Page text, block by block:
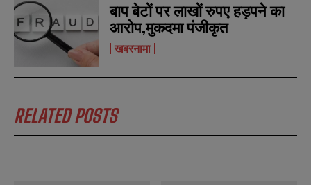
बाप बेटों पर लाखों रुपए हड़पने का
आरोप,मुकदमा पंजीकृत
खबरनामा
RELATED POSTS